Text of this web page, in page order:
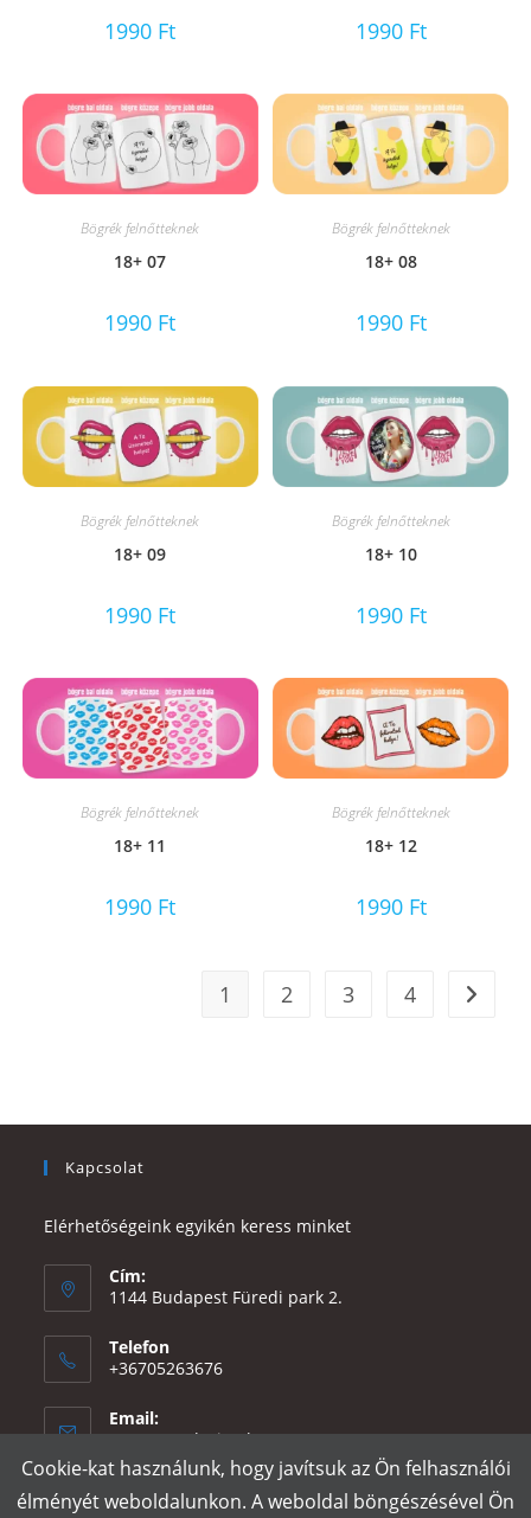
1990 Ft 1990 Ft
Bögrék felnőtteknek
18+ 07
1990 Ft
Bögrék felnőtteknek
18+ 08
1990 Ft
Bögrék felnőtteknek
18+ 09
1990 Ft
Bögrék felnőtteknek
18+ 10
1990 Ft
Bögrék felnőtteknek
18+ 11
1990 Ft
Bögrék felnőtteknek
18+ 12
1990 Ft
1 2 3 4
Kapcsolat
Elérhetőségeink egyikén keress minket
Cím:
1144 Budapest Füredi park 2.
Telefon
+36705263676
Email:
eszter@e-design.huOpens
in
your
application
Cookie-kat használunk, hogy javítsuk az Ön felhasználói
élményét weboldalunkon. A weboldal böngészésével Ön